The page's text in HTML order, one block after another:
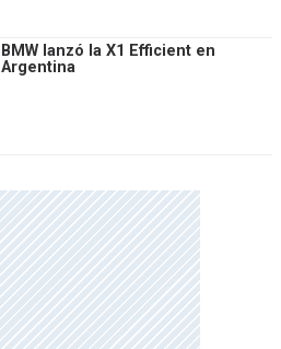
BMW lanzó la X1 Efficient en
Argentina